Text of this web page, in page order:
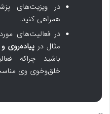
در ویزیت‌های
همراهی کنید.
در فعالیت‌های
مثال درپیاده‌روی
باشید چراکه
خلق‌وخوی وی